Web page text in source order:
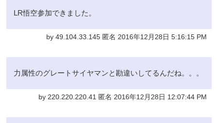
LR悟空参加できました。
by 49.104.33.145 匿名 2016年12月28日 5:16:15 PM
力属性のグレートサイヤマンと勘違いしてるんだね。。。
by 220.220.220.41 匿名 2016年12月28日 12:07:44 PM